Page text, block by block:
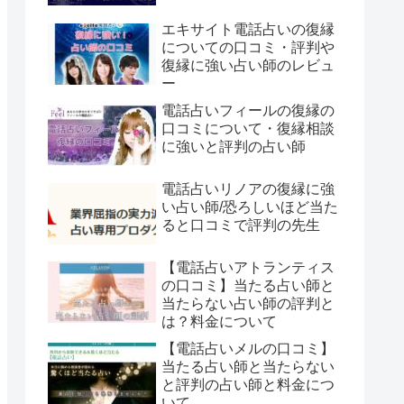
エキサイト電話占いの復縁
についての口コミ・評判や
復縁に強い占い師のレビュ
ー
電話占いフィールの復縁の
口コミについて・復縁相談
に強いと評判の占い師
電話占いリノアの復縁に強
い占い師/恐ろしいほど当た
ると口コミで評判の先生
【電話占いアトランティス
の口コミ】当たる占い師と
当たらない占い師の評判と
は？料金について
【電話占いメルの口コミ】
当たる占い師と当たらない
と評判の占い師と料金につ